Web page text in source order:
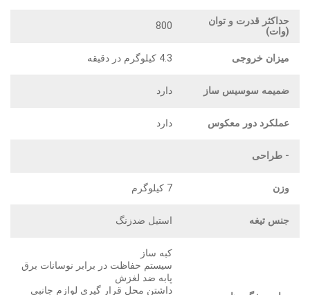
حداکثر قدرت و توان
(وات)
800
میزان خروجی 4.3 کیلوگرم در دقیقه
ضمیمه سوسیس ساز دارد
عملکرد دور معکوس دارد
- طراحی
وزن 7 کیلوگرم
جنس تیغه استیل ضدزنگ
کبه ساز
سیستم حفاظت در برابر نوسانات برق
پابه ضد لغزش
داشتن محل قرار گیری لوازم جانبی